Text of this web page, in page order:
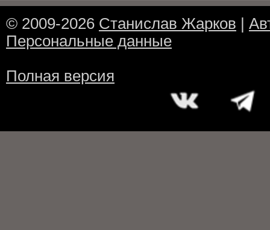
© 2009-2026 Станислав Жарков
Персональные данные
Полная версия